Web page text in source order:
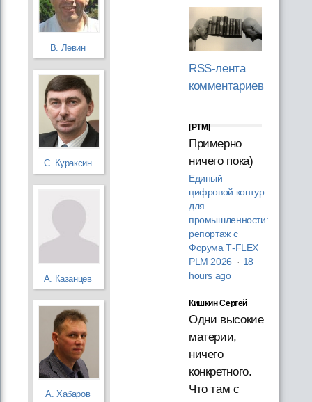
В. Левин
С. Кураксин
А. Казанцев
А. Хабаров
RSS-лента
комментариев
[PTM]
Примерно
ничего пока)
Единый
цифровой контур
для
промышленности:
репортаж с
Форума T‑FLEX
PLM 2026 · 18
hours ago
Кишкин Сергей
Одни высокие
материи,
ничего
конкретного.
Что там с